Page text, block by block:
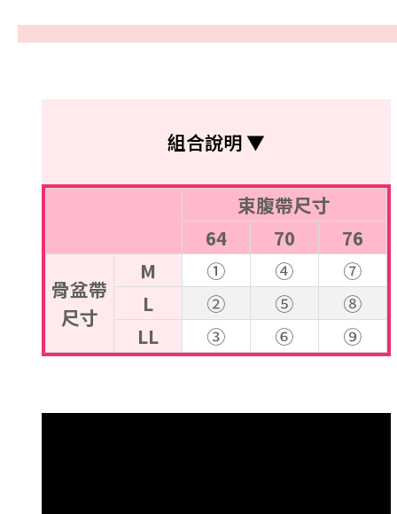
組合說明 ▼
束腹帶尺寸
64
70
76
骨盆帶
尺寸
M ① ④
⑦
L
② ⑤
⑧
LL
③ ⑥ ⑨